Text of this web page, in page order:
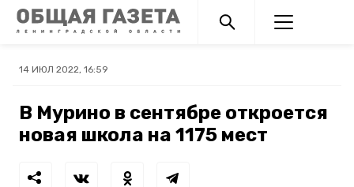
14 ИЮЛ 2022, 16:59
В Мурино в сентябре откроется
новая школа на 1175 мест